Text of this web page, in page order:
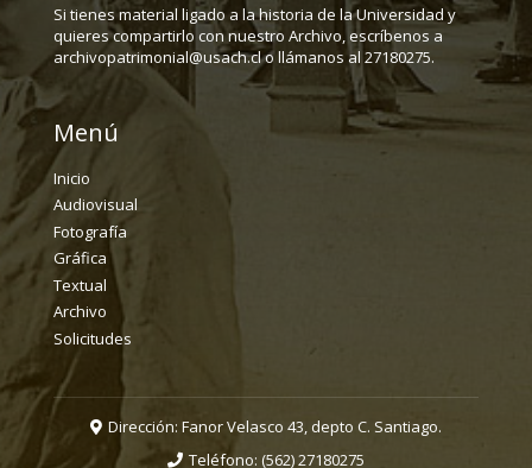
Si tienes material ligado a la historia de la Universidad y
quieres compartirlo con nuestro Archivo, escríbenos a
archivopatrimonial@usach.cl o llámanos al 27180275.
Menú
Inicio
Audiovisual
Fotografía
Gráfica
Textual
Archivo
Solicitudes
Dirección: Fanor Velasco 43, depto C. Santiago.
Teléfono: (562) 27180275